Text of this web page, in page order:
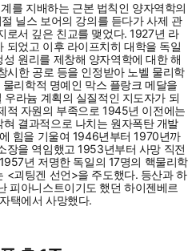
를 지배하는 근본 법칙인 양자역학의
닐스 보어의 강의를 듣다가 사제 관
로서 깊은 친교를 맺었다. 1927년 라
되었고 이후 라이프치히 대학을 독일
원리를 제창해 양자역학에 대한 해
시한 공로 등을 인정받아 노벨 물리학
리학적 명예인 막스 플랑크 메달을
라늄 계획의 실질적인 지도자가 되
적 자원의 부족으로 1945년 이전에는
결과적으로 나치는 원자폭탄 개발
힘을 기울여 1946년부터 1970년까
장을 역임했고 1953년부터 사망 직전
년 저명한 독일의 17명의 핵물리학
<괴팅겐 선언>을 주도했다. 등산과 하
피아니스트이기도 했던 하이젠베르
택에서 사망했다.